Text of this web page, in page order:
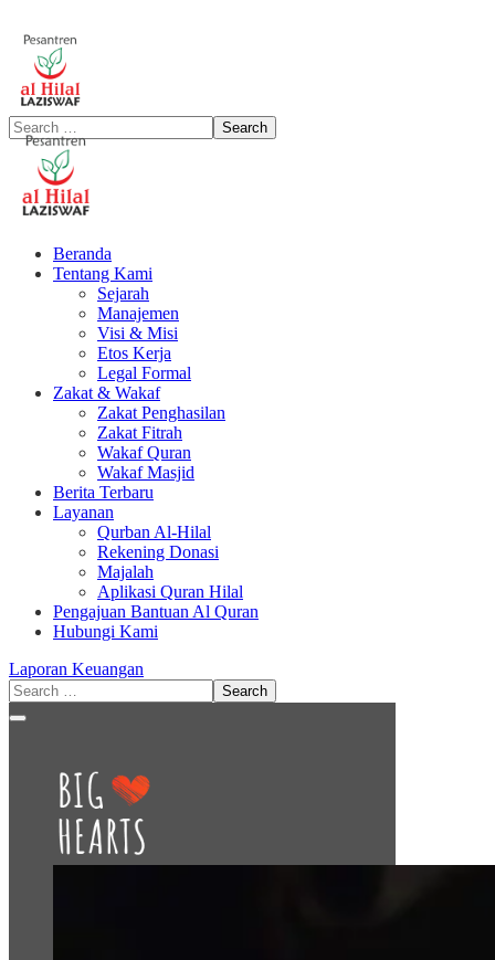
Beranda
Tentang Kami
Sejarah
Manajemen
Visi & Misi
Etos Kerja
Legal Formal
Zakat & Wakaf
Zakat Penghasilan
Zakat Fitrah
Wakaf Quran
Wakaf Masjid
Berita Terbaru
Layanan
Qurban Al-Hilal
Rekening Donasi
Majalah
Aplikasi Quran Hilal
Pengajuan Bantuan Al Quran
Hubungi Kami
Laporan Keuangan